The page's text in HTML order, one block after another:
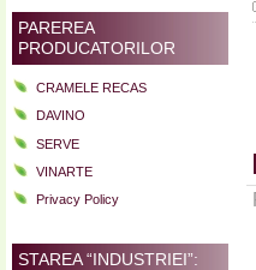
PAREREA
PRODUCATORILOR
CRAMELE RECAS
DAVINO
SERVE
VINARTE
Privacy Policy
STAREA “INDUSTRIEI”: